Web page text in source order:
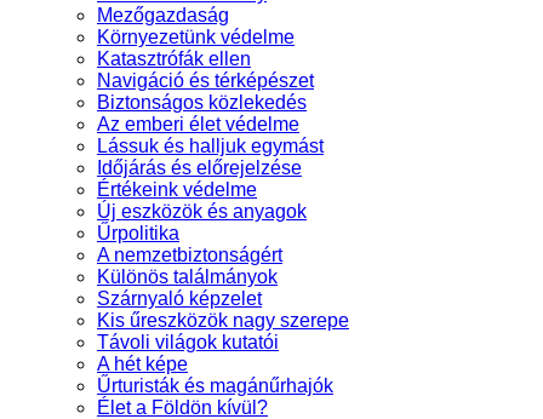
Mezőgazdaság
Környezetünk védelme
Katasztrófák ellen
Navigáció és térképészet
Biztonságos közlekedés
Az emberi élet védelme
Lássuk és halljuk egymást
Időjárás és előrejelzése
Értékeink védelme
Új eszközök és anyagok
Űrpolitika
A nemzetbiztonságért
Különös találmányok
Szárnyaló képzelet
Kis űreszközök nagy szerepe
Távoli világok kutatói
A hét képe
Űrturisták és magánűrhajók
Élet a Földön kívül?